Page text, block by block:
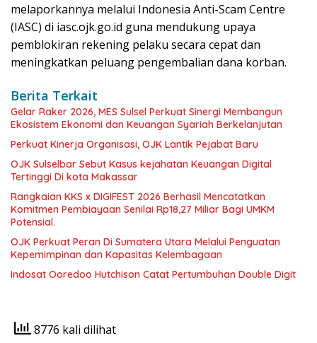
melaporkannya melalui Indonesia Anti-Scam Centre
(IASC) di iasc.ojk.go.id guna mendukung upaya
pemblokiran rekening pelaku secara cepat dan
meningkatkan peluang pengembalian dana korban.
Berita Terkait
Gelar Raker 2026, MES Sulsel Perkuat Sinergi Membangun
Ekosistem Ekonomi dan Keuangan Syariah Berkelanjutan
Perkuat Kinerja Organisasi, OJK Lantik Pejabat Baru
OJK Sulselbar Sebut Kasus kejahatan Keuangan Digital
Tertinggi Di kota Makassar
Rangkaian KKS x DIGIFEST 2026 Berhasil Mencatatkan
Komitmen Pembiayaan Senilai Rp18,27 Miliar Bagi UMKM
Potensial.
OJK Perkuat Peran Di Sumatera Utara Melalui Penguatan
Kepemimpinan dan Kapasitas Kelembagaan
Indosat Ooredoo Hutchison Catat Pertumbuhan Double Digit
8776 kali dilihat